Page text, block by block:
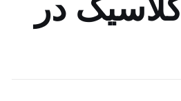
در